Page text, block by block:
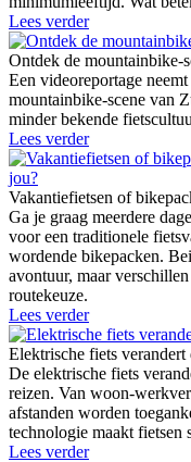
Lees verder
Ontdek de mountainbike-
Een videoreportage
mountainbike-scene van
minder bekende
Lees verder
Vakantiefietsen of
Ga je graag meerdere
voor een traditionele
wordende bikepacken.
avontuur, maar
routekeuze.
Lees verder
Elektrische fiets
De elektrische fiets
reizen. Van woon-
afstanden worden
technologie maakt fietsen
Lees verder